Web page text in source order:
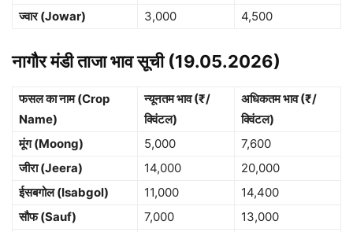
ज्वार (Jowar)
3,000 4,500
नागौर मंडी ताजा भाव सूची (19.05.2026)
फसल का नाम (Crop
Name)
न्यूनतम भाव (₹/
क्विंटल)
अधिकतम भाव (₹/
क्विंटल)
मूंग (Moong)
5,000
7,600
जीरा (Jeera)
14,000
20,000
ईसबगोल (Isabgol)
11,000
14,400
सौफ (Sauf)
7,000
13,000